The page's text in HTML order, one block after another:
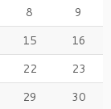
8
9
15
16
22
23
29
30